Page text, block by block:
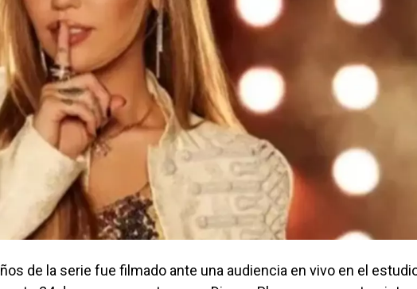
de la serie fue filmado ante una audiencia en vivo en el